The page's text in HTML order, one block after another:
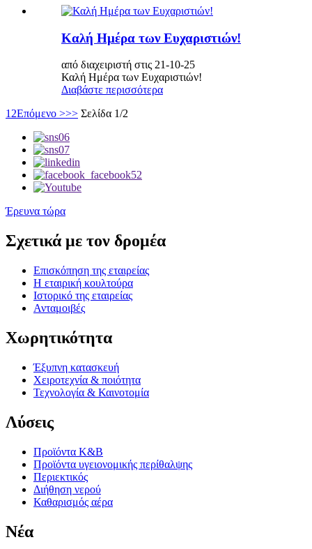
Καλή Ημέρα των Ευχαριστιών!
από διαχειριστή στις 21-10-25
Καλή Ημέρα των Ευχαριστιών!
Διαβάστε περισσότερα
12Επόμενο >>> Σελίδα 1/2
Έρευνα τώρα
Σχετικά με τον δρομέα
Επισκόπηση της εταιρείας
Η εταιρική κουλτούρα
Ιστορικό της εταιρείας
Ανταμοιβές
Χωρητικότητα
Έξυπνη κατασκευή
Χειροτεχνία & ποιότητα
Τεχνολογία & Καινοτομία
Λύσεις
Προϊόντα K&B
Προϊόντα υγειονομικής περίθαλψης
Περιεκτικός
Διήθηση νερού
Καθαρισμός αέρα
Νέα